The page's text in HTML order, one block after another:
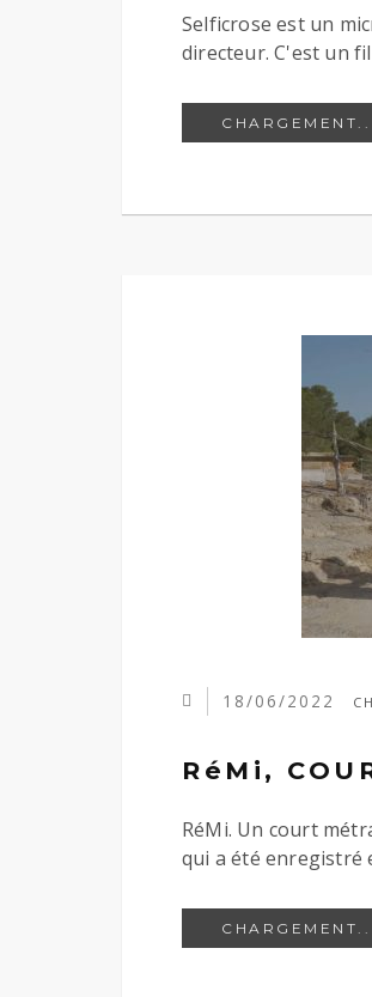
Selficrose est un
directeur. C'est un
CHARGEMENT..
18/06/2022
RéMi,
RéMi. Un court
qui a été enregistré
CHARGEMENT..